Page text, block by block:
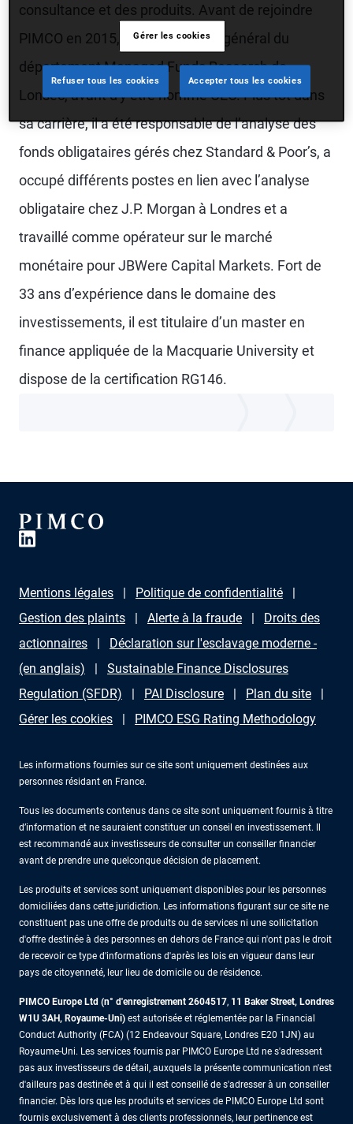
consultance et des produits. Avant de rejoindre
PIMCO en 2015, il était directeur général du
département Managed Funds Research de
Lonsec, avant d'y être nommé CEO. Plus tôt dans
sa carrière, il a été responsable de l’analyse des
fonds obligataires gérés chez Standard & Poor’s, a
occupé différents postes en lien avec l’analyse
obligataire chez J.P. Morgan à Londres et a
travaillé comme opérateur sur le marché
monétaire pour JBWere Capital Markets. Fort de
33 ans d’expérience dans le domaine des
investissements, il est titulaire d’un master en
finance appliquée de la Macquarie University et
dispose de la certification RG146.
Mentions légales
Politique de confidentialité
Gestion des plaints
Alerte à la fraude
Droits des
actionnaires
Déclaration sur l'esclavage moderne -
(en anglais)
Sustainable Finance Disclosures
Regulation (SFDR)
PAI Disclosure
Plan du site
Gérer les cookies
PIMCO ESG Rating Methodology
Les informations fournies sur ce site sont uniquement destinées aux
personnes résidant en France.
Tous les documents contenus dans ce site sont uniquement fournis à titre
d’information et ne sauraient constituer un conseil en investissement. Il
est recommandé aux investisseurs de consulter un conseiller financier
avant de prendre une quelconque décision de placement.
Les produits et services sont uniquement disponibles pour les personnes
domiciliées dans cette juridiction. Les informations figurant sur ce site ne
constituent pas une offre de produits ou de services ni une sollicitation
d'offre destinée à des personnes en dehors de France qui n'ont pas le droit
de recevoir ce type d'informations d'après les lois en vigueur dans leur
pays de citoyenneté, leur lieu de domicile ou de résidence.
PIMCO Europe Ltd (n° d'enregistrement 2604517, 11 Baker Street, Londres
W1U 3AH, Royaume-Uni) est autorisée et réglementée par la Financial
Conduct Authority (FCA) (12 Endeavour Square, Londres E20 1JN) au
Royaume-Uni. Les services fournis par PIMCO Europe Ltd ne s'adressent
pas aux investisseurs de détail, auxquels la présente communication n'est
d'ailleurs pas destinée et à qui il est conseillé de s'adresser à un conseiller
financier. Dès lors que les produits et services de PIMCO Europe Ltd sont
fournis exclusivement à des clients professionnels, leur pertinence est
Gérer les cookies
Refuser tous les cookies Accepter tous les cookies